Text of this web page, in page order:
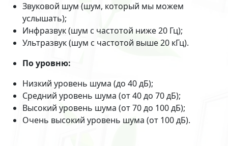
Звуковой шум (шум, который мы можем
услышать);
Инфразвук (шум с частотой ниже 20 Гц);
Ультразвук (шум с частотой выше 20 кГц).
По уровню:
Низкий уровень шума (до 40 дБ);
Средний уровень шума (от 40 до 70 дБ);
Высокий уровень шума (от 70 до 100 дБ);
Очень высокий уровень шума (от 100 дБ).